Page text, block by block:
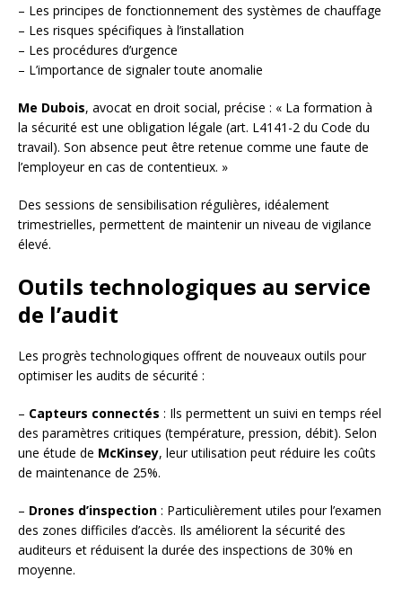
– Les principes de fonctionnement des systèmes de chauffage
– Les risques spécifiques à l’installation
– Les procédures d’urgence
– L’importance de signaler toute anomalie
Me Dubois, avocat en droit social, précise : « La formation à
la sécurité est une obligation légale (art. L4141-2 du Code du
travail). Son absence peut être retenue comme une faute de
l’employeur en cas de contentieux. »
Des sessions de sensibilisation régulières, idéalement
trimestrielles, permettent de maintenir un niveau de vigilance
élevé.
Outils technologiques au service
de l’audit
Les progrès technologiques offrent de nouveaux outils pour
optimiser les audits de sécurité :
– Capteurs connectés : Ils permettent un suivi en temps réel
des paramètres critiques (température, pression, débit). Selon
une étude de McKinsey, leur utilisation peut réduire les coûts
de maintenance de 25%.
– Drones d’inspection : Particulièrement utiles pour l’examen
des zones difficiles d’accès. Ils améliorent la sécurité des
auditeurs et réduisent la durée des inspections de 30% en
moyenne.